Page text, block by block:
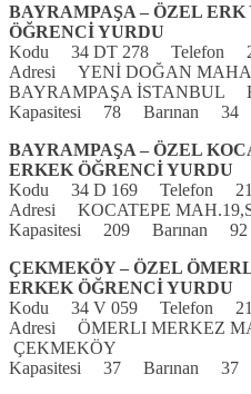
BAYRAMPAŞA – ÖZEL
ÖĞRENCİ YURDU
Kodu 34 DT 278 Telefon
Adresi YENİ DOĞAN
BAYRAMPAŞA İSTANBUL
Kapasitesi 78 Barınan 34
BAYRAMPAŞA – ÖZEL
ERKEK ÖĞRENCİ YURDU
Kodu 34 D 169 Telefon
Adresi KOCATEPE
Kapasitesi 209 Barınan 92
ÇEKMEKÖY – ÖZEL
ERKEK ÖĞRENCİ YURDU
Kodu 34 V 059 Telefon
Adresi ÖMERLI MERKEZ
ÇEKMEKÖY
Kapasitesi 37 Barınan 37